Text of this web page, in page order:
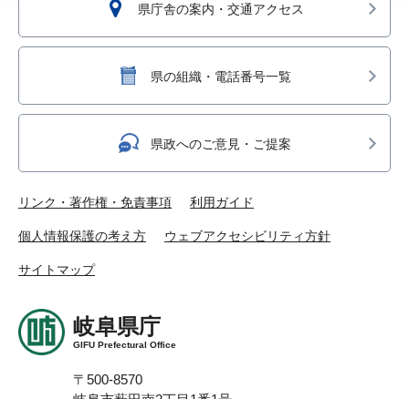
県庁舎の案内・交通アクセス
県の組織・電話番号一覧
県政へのご意見・ご提案
リンク・著作権・免責事項 利用ガイド
個人情報保護の考え方 ウェブアクセシビリティ方針
サイトマップ
岐阜県庁
GIFU Prefectural Office
〒500-8570